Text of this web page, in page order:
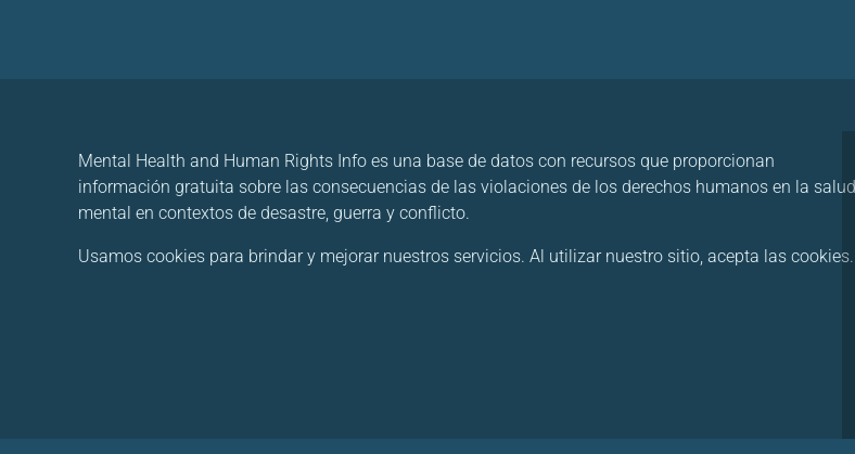
Mental Health and Human Rights Info es una base de datos con recursos que proporcionan
información gratuita sobre las consecuencias de las violaciones de los derechos humanos en la salud
mental en contextos de desastre, guerra y conflicto.
Usamos cookies para brindar y mejorar nuestros servicios. Al utilizar nuestro sitio, acepta las cookies.